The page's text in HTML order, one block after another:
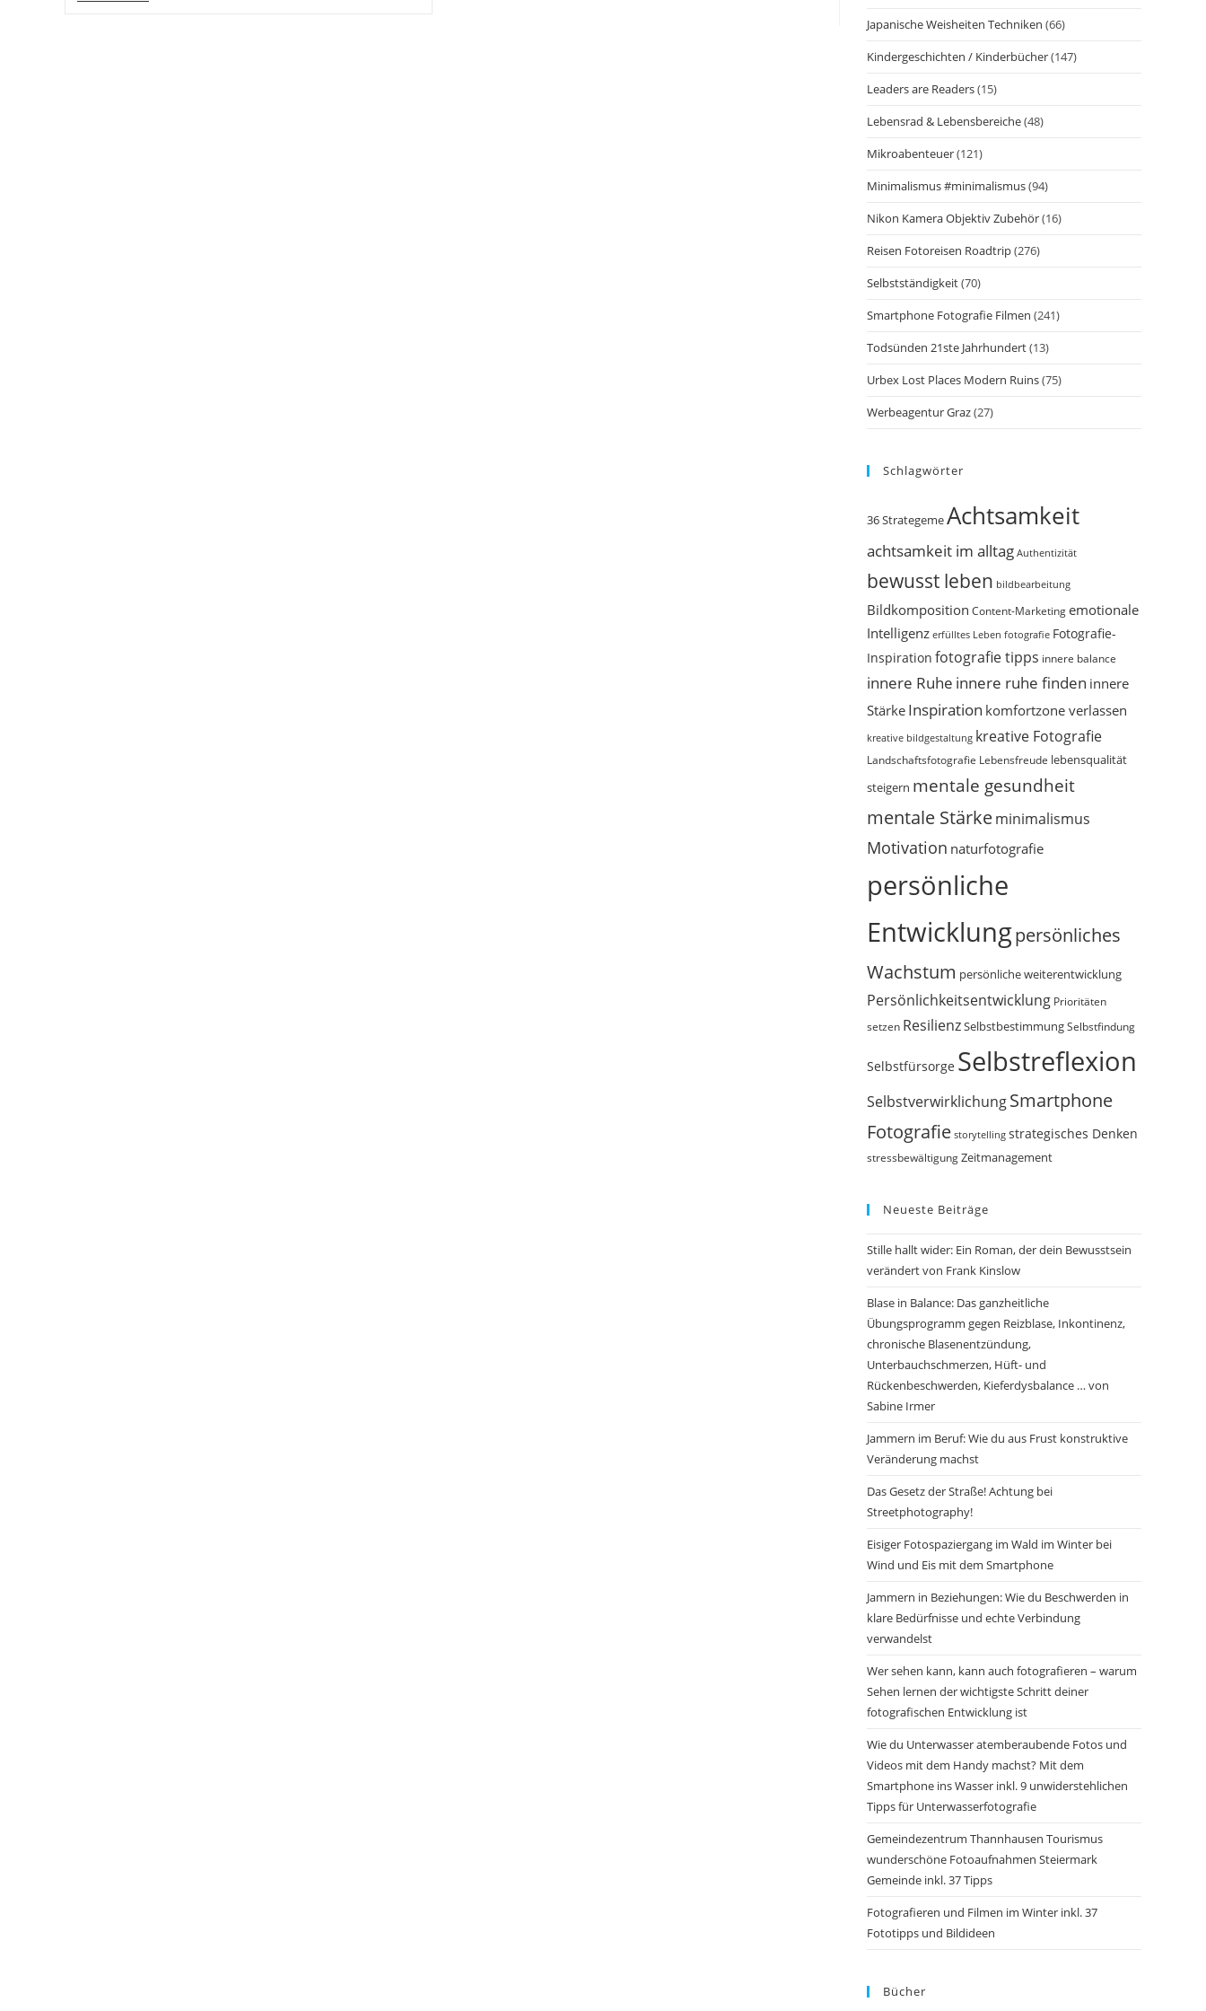
Säulen
Japanische Weisheiten Techniken (66)
Kindergeschichten / Kinderbücher(147)
Leaders are Readers(15)
Lebensrad & Lebensbereiche(48)
Mikroabenteuer(121)
Minimalismus #minimalismus(94)
Nikon Kamera Objektiv Zubehör(16)
Reisen Fotoreisen Roadtrip(276)
Selbstständigkeit(70)
Smartphone Fotografie Filmen (241)
Todsünden 21ste Jahrhundert(13)
Urbex Lost Places Modern Ruins(75)
Werbeagentur Graz(27)
Schlagwörter
36 StrategemeAchtsamkeit
achtsamkeit im alltag Authentizität
bewusst leben bildbearbeitung
Bildkomposition Content-Marketingemotionale
Intelligenz erfülltes Leben fotografie Fotografie-
Inspiration fotografie tipps innere balance
innere Ruhe innere ruhe finden innere
Stärke Inspiration komfortzone verlassen
kreative bildgestaltung kreative Fotografie
Landschaftsfotografie Lebensfreude lebensqualität
steigern mentale gesundheit
mentale Stärkeminimalismus
Motivation naturfotografie
persönliche
Entwicklungpersönliches
Wachstum persönliche weiterentwicklung
Persönlichkeitsentwicklung Prioritäten
setzen ResilienzSelbstbestimmungSelbstfindung
Selbstfürsorge Selbstreflexion
SelbstverwirklichungSmartphone
Fotografie storytelling strategisches Denken
stressbewältigung Zeitmanagement
Neueste Beiträge
Stille hallt wider: Ein Roman, der dein Bewusstsein
verändert von Frank Kinslow
Blase in Balance: Das ganzheitliche
Übungsprogramm gegen Reizblase, Inkontinenz,
chronische Blasenentzündung,
Unterbauchschmerzen, Hüft- und
Rückenbeschwerden, Kieferdysbalance … von
Sabine Irmer
Jammern im Beruf: Wie du aus Frust konstruktive
Veränderung machst
Das Gesetz der Straße! Achtung bei
Streetphotography!
Eisiger Fotospaziergang im Wald im Winter bei
Wind und Eis mit dem Smartphone
Jammern in Beziehungen: Wie du Beschwerden in
klare Bedürfnisse und echte Verbindung
verwandelst
Wer sehen kann, kann auch fotografieren – warum
Sehen lernen der wichtigste Schritt deiner
fotografischen Entwicklung ist
Wie du Unterwasser atemberaubende Fotos und
Videos mit dem Handy machst? Mit dem
Smartphone ins Wasser inkl. 9 unwiderstehlichen
Tipps für Unterwasserfotografie
Gemeindezentrum Thannhausen Tourismus
wunderschöne Fotoaufnahmen Steiermark
Gemeinde inkl. 37 Tipps
Fotografieren und Filmen im Winter inkl. 37
Fototipps und Bildideen
Bücher